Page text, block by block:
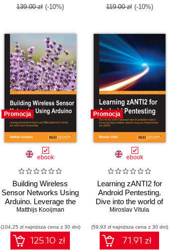
139.00 zł (-10%) 119.00 zł (-10%)
Promocja
ebook
Building Wireless
Sensor Networks Using
Arduino. Leverage the
powerful Arduino and
monitor and control
your surroundings
Matthijs Kooijman
(104,25 zł najniższa cena z 30 dni)
125.10 zł
Promocja
ebook
Learning zANTI2 for
Android Pentesting.
Dive into the world of
advanced network
survey and attack
wireless networks
using your Android
Miroslav Vitula
(59,93 zł najniższa cena z 30 dni)
71.91 zł